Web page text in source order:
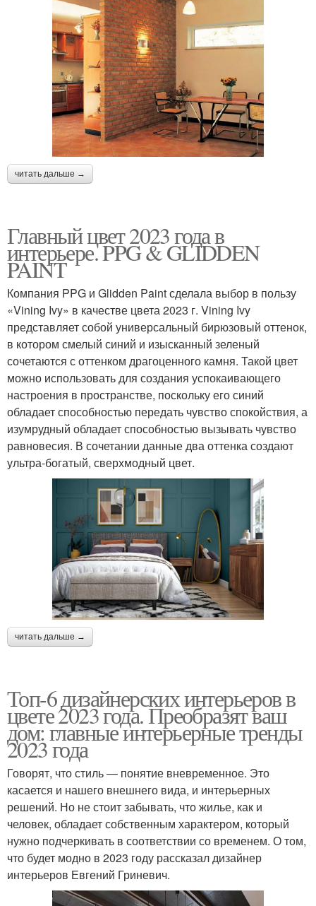
читать дальше →
Главный цвет 2023 года в
интерьере. PPG & GLIDDEN
PAINT
Компания PPG и Glidden Paint сделала выбор в пользу
«Vining Ivy» в качестве цвета 2023 г. Vining Ivy
представляет собой универсальный бирюзовый оттенок,
в котором смелый синий и изысканный зеленый
сочетаются с оттенком драгоценного камня. Такой цвет
можно использовать для создания успокаивающего
настроения в пространстве, поскольку его синий
обладает способностью передать чувство спокойствия, а
изумрудный обладает способностью вызывать чувство
равновесия. В сочетании данные два оттенка создают
ультра-богатый, сверхмодный цвет.
читать дальше →
Топ-6 дизайнерских интерьеров в
цвете 2023 года. Преобразят ваш
дом: главные интерьерные тренды
2023 года
Говорят, что стиль — понятие вневременное. Это
касается и нашего внешнего вида, и интерьерных
решений. Но не стоит забывать, что жилье, как и
человек, обладает собственным характером, который
нужно подчеркивать в соответствии со временем. О том,
что будет модно в 2023 году рассказал дизайнер
интерьеров Евгений Гриневич.